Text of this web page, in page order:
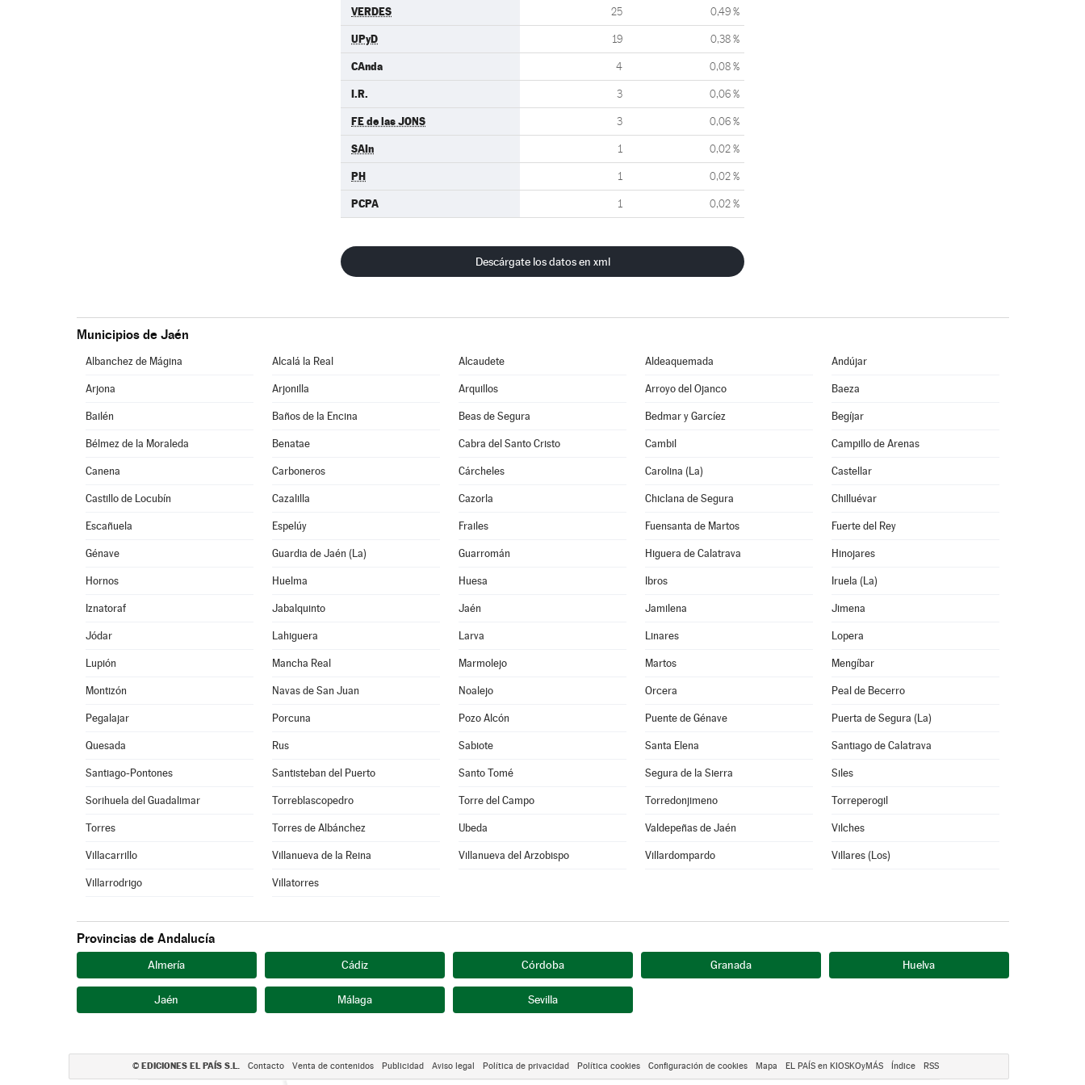
VERDES 25 0,49 %
UPyD 19 0,38 %
CAnda 4 0,08 %
I.R. 3 0,06 %
FE de las JONS 3 0,06 %
SAIn 1 0,02 %
PH 1 0,02 %
PCPA 1 0,02 %
Descárgate los datos en xml
Municipios de Jaén
Albanchez de Mágina Alcalá la Real Alcaudete Aldeaquemada Andújar
Arjona Arjonilla Arquillos Arroyo del Ojanco Baeza
Bailén Baños de la Encina Beas de Segura Bedmar y Garcíez Begíjar
Bélmez de la Moraleda Benatae Cabra del Santo Cristo Cambil Campillo de Arenas
Canena Carboneros Cárcheles Carolina (La) Castellar
Castillo de Locubín Cazalilla Cazorla Chiclana de Segura Chilluévar
Escañuela Espelúy Frailes Fuensanta de Martos Fuerte del Rey
Génave Guardia de Jaén (La) Guarromán Higuera de Calatrava Hinojares
Hornos Huelma Huesa Ibros Iruela (La)
Iznatoraf Jabalquinto Jaén Jamilena Jimena
Jódar Lahiguera Larva Linares Lopera
Lupión Mancha Real Marmolejo Martos Mengíbar
Montizón Navas de San Juan Noalejo Orcera Peal de Becerro
Pegalajar Porcuna Pozo Alcón Puente de Génave Puerta de Segura (La)
Quesada Rus Sabiote Santa Elena Santiago de Calatrava
Santiago-Pontones Santisteban del Puerto Santo Tomé Segura de la Sierra Siles
Sorihuela del Guadalimar Torreblascopedro Torre del Campo Torredonjimeno Torreperogil
Torres Torres de Albánchez Ubeda Valdepeñas de Jaén Vilches
Villacarrillo Villanueva de la Reina Villanueva del Arzobispo Villardompardo Villares (Los)
Villarrodrigo Villatorres
Provincias de Andalucía
Almería Cádiz Córdoba Granada Huelva
Jaén Málaga Sevilla
© EDICIONES EL PAÍS S.L. Contacto Venta de contenidos Publicidad Aviso legal Política de privacidad Política cookies Configuración de cookies Mapa EL PAÍS en KIOSKOyMÁS Índice RSS